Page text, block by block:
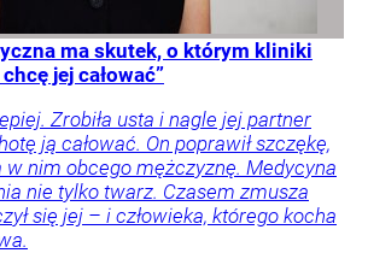
ma skutek, o którym kliniki
jej całować”
Zrobiła usta i nagle jej partner
ją całować. On poprawił szczękę,
w nim obcego mężczyznę. Medycyna
nie tylko twarz. Czasem zmusza
się jej – i człowieka, którego kocha